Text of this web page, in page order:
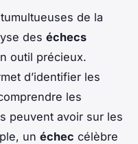
de la
des échecs
outil précieux.
d’identifier les
les
peuvent avoir sur les
un échec célèbre